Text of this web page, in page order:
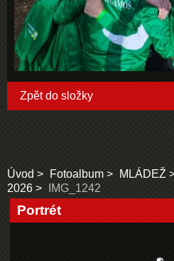
Zpět do složky
Úvod Fotoalbum MLÁDEŽ
2026
IMG_1242
Portrét